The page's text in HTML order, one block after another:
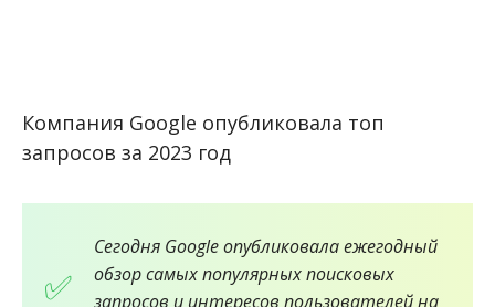
Компания Google опубликовала топ
запросов за 2023 год
Сегодня Google опубликовала ежегодный
обзор самых популярных поисковых
запросов и интересов пользователей на